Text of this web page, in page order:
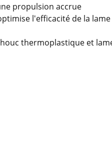
propulsion accrue
l'efficacité de la lame
thermoplastique et